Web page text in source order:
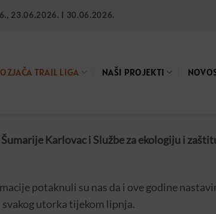
23.06.2026. I 30.06.2026.
TRAIL LIGA NAŠI PROJEKTI
Šumarije Karlovac i Službe za ekologiju i
potaknuli su nas da i ove godine
svakog utorka tijekom lipnja.